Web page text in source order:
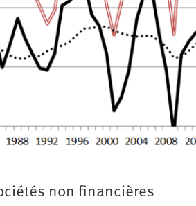
non financières